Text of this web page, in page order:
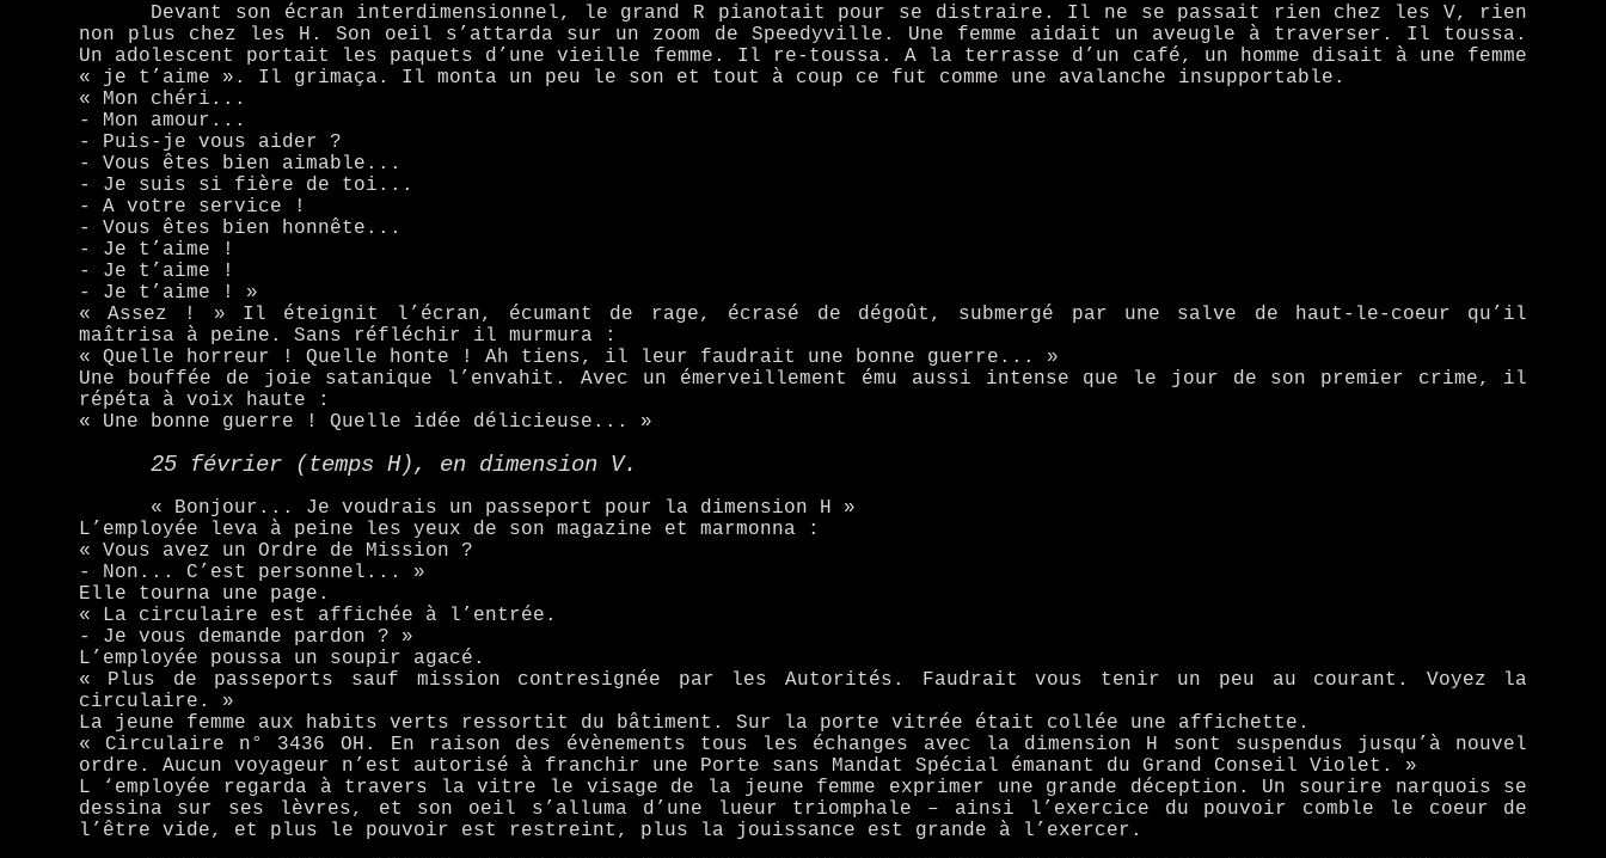
Devant son écran interdimensionnel, le grand R pianotait pour se distraire. Il ne se passait rien chez les V, rien
non plus chez les H. Son oeil s’attarda sur un zoom de Speedyville. Une femme aidait un aveugle à traverser. Il toussa.
Un adolescent portait les paquets d’une vieille femme. Il re-toussa. A la terrasse d’un café, un homme disait à une femme
« je t’aime ». Il grimaça. Il monta un peu le son et tout à coup ce fut comme une avalanche insupportable.
« Mon chéri...
- Mon amour...
- Puis-je vous aider ?
- Vous êtes bien aimable...
- Je suis si fière de toi...
- A votre service !
- Vous êtes bien honnête...
- Je t’aime !
- Je t’aime !
- Je t’aime ! »
« Assez ! » Il éteignit l’écran, écumant de rage, écrasé de dégoût, submergé par une salve de haut-le-coeur qu’il
maîtrisa à peine. Sans réfléchir il murmura :
« Quelle horreur ! Quelle honte ! Ah tiens, il leur faudrait une bonne guerre... »
Une bouffée de joie satanique l’envahit. Avec un émerveillement ému aussi intense que le jour de son premier crime, il
répéta à voix haute :
« Une bonne guerre ! Quelle idée délicieuse... »
25 février (temps H), en dimension V.
« Bonjour... Je voudrais un passeport pour la dimension H »
L’employée leva à peine les yeux de son magazine et marmonna :
« Vous avez un Ordre de Mission ?
- Non... C’est personnel... »
Elle tourna une page.
« La circulaire est affichée à l’entrée.
- Je vous demande pardon ? »
L’employée poussa un soupir agacé.
« Plus de passeports sauf mission contresignée par les Autorités. Faudrait vous tenir un peu au courant. Voyez la
circulaire. »
La jeune femme aux habits verts ressortit du bâtiment. Sur la porte vitrée était collée une affichette.
« Circulaire n° 3436 OH. En raison des évènements tous les échanges avec la dimension H sont suspendus jusqu’à nouvel
ordre. Aucun voyageur n’est autorisé à franchir une Porte sans Mandat Spécial émanant du Grand Conseil Violet. »
L ‘employée regarda à travers la vitre le visage de la jeune femme exprimer une grande déception. Un sourire narquois se
dessina sur ses lèvres, et son oeil s’alluma d’une lueur triomphale – ainsi l’exercice du pouvoir comble le coeur de
l’être vide, et plus le pouvoir est restreint, plus la jouissance est grande à l’exercer.